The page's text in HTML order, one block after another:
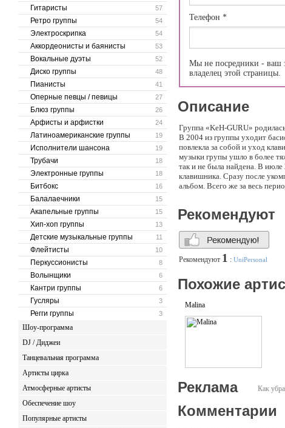
57
Гитаристы
54
Ретро группы
54
Электроскрипка
53
Аккордеонисты и баянисты
52
Вокальные дуэты
48
Диско группы
41
Пианисты
27
Оперные певцы / певицы
26
Блюз группы
24
Арфисты и арфистки
19
Латиноамериканские группы
19
Исполнители шансона
18
Трубачи
18
Электронные группы
16
Битбокс
15
Балалаечники
15
Акапельные группы
13
Хип-хоп группы
11
Детские музыкальные группы
10
Флейтисты
8
Перкуссионисты
6
Волынщики
6
Кантри группы
3
Гусляры
3
Регги группы
Шоу-программа
DJ / Диджеи
Танцевальная программа
Артисты цирка
Атмосферные артисты
Обеспечение шоу
Популярные артисты
Телефон *
Мы не посредники - ваш
владелец этой страницы.
Описание
Группа «KeH-GURU»
В 2004 из группы уходит
повлекла за собой и уход
музыки групы ушло в более
так и не была найдена. В
клавишника. Сразу после
альбом. Всего же за весь
Рекомендуют
Рекомендуют 1 : UniPersonal
Похожие
Malina
Как
Реклама
Комментарии